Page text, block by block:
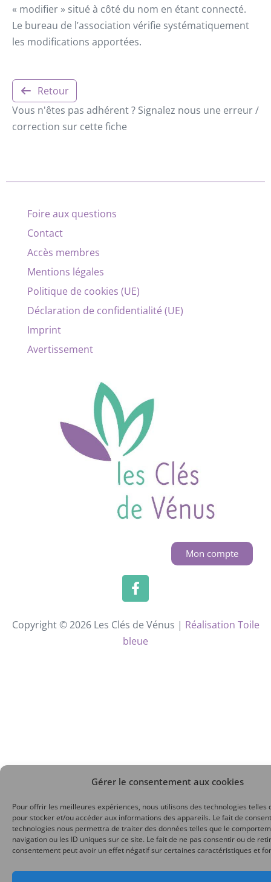
Gérer le consentement aux cookies
Pour offrir les meilleures expériences, nous utilisons des technologies telles
pour stocker et/ou accéder aux informations des appareils. Le fait de
technologies nous permettra de traiter des données telles que le
navigation ou les ID uniques sur ce site. Le fait de ne pas consentir ou de
consentement peut avoir un effet négatif sur certaines caractéristiques et
« modifier » situé à côté du nom en étant connecté.
Le bureau de l’association vérifie systématiquement
les modifications apportées.
Retour
Vous n'êtes pas adhérent ? Signalez nous une erreur /
correction sur cette fiche
Foire aux questions
Contact
Accès membres
Mentions légales
Politique de cookies (UE)
Déclaration de confidentialité (UE)
Imprint
Avertissement
Mon compte
Copyright © 2026 Les Clés de Vénus | Réalisation Toile
bleue